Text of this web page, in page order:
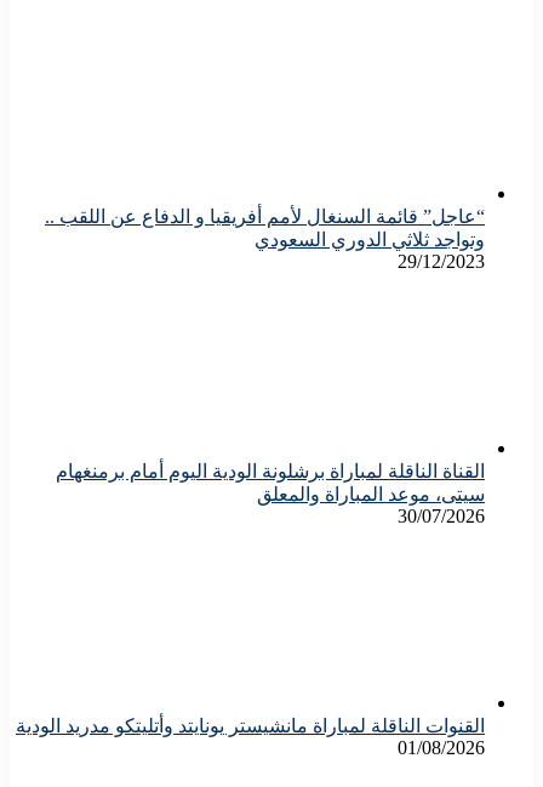
“عاجل” قائمة السنغال لأمم أفريقيا و الدفاع عن اللقب ..
وتواجد ثلاثي الدوري السعودي
29/12/2023
القناة الناقلة لمباراة برشلونة الودية اليوم أمام برمنغهام
سيتى، موعد المباراة والمعلق
30/07/2026
القنوات الناقلة لمباراة مانشيستر يونايتد وأتليتكو مدريد الودية
01/08/2026